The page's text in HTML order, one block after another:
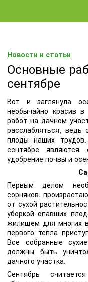
Новости и статьи
Основные
сентябре
Вот и заглянула
необычайно красив
работ на дачном
расслабляться, ведь
плоды наших
сентябре являются
удобрение почвы и
Первым делом
сорняков,
от сухой
уборкой опавших
жилищем для многих
первого тепла
Все собранные
должны быть
дачного участка.
Сентябрь